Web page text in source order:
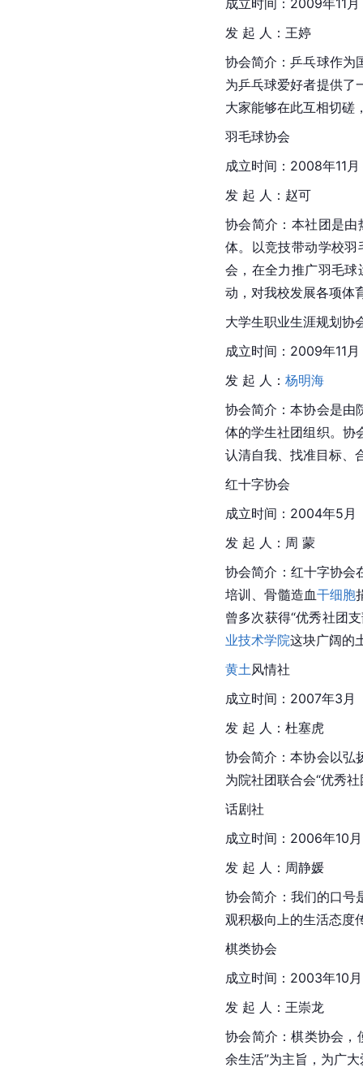
发 起 人：王婷
协会简介：乒乓球作为
为乒乓球爱好者提供了
大家能够在此互相切磋
羽毛球协会
成立时间：2008年11月
发 起 人：赵可
协会简介：本社团是
体。以竞技带动学校
会，在全力推广羽毛
动，对我校发展各项体
大学生职业生涯规划协
成立时间：2009年11月
发 起 人： 杨明海
协会简介：本协会是由
体的学生社团组织。协
认清自我、找准目标、
红十字协会
成立时间：2004年5月
发 起 人：周 蒙
协会简介：红十字协会
培训、骨髓造血干细胞
曾多次获得“优秀社团
业技术学院这块广阔的
黄土 风情社
成立时间：2007年3月
发 起 人：杜塞虎
协会简介：本协会以弘
为院社团联合会“优秀
话剧社
成立时间：2006年10月
发 起 人：周静媛
协会简介：我们的口号
观积极向上的生活态度
棋类协会
成立时间：2003年10月
发 起 人：王崇龙
协会简介：棋类协会，
余生活”为主旨，为广